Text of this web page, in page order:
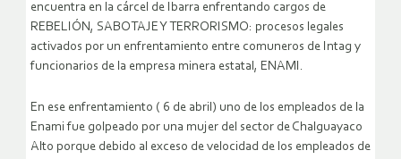
encuentra en la cárcel de Ibarra enfrentando cargos de
REBELIÓN, SABOTAJE Y TERRORISMO: procesos legales
activados por un enfrentamiento entre comuneros de Intag y
funcionarios de la empresa minera estatal, ENAMI.
En ese enfrentamiento ( 6 de abril) uno de los empleados de la
Enami fue golpeado por una mujer del sector de Chalguayaco
Alto porque debido al exceso de velocidad de los empleados de